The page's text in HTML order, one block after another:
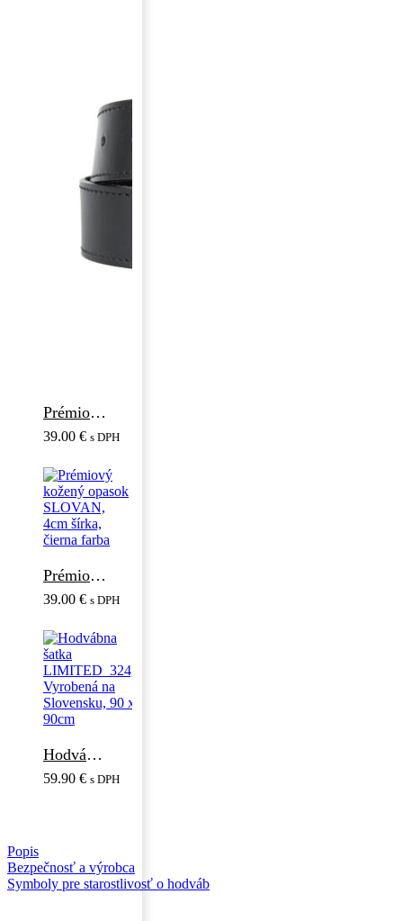
Prémiový kožený opasok ANTIQUE VALERIO, 4cm šírka, čierna farba
39.00 € s DPH
Prémiový kožený opasok SLOVAN, 4cm šírka, čierna farba
39.00 € s DPH
Hodvábna šatka LIMITED_324, Vyrobená na Slovensku, 90 x 90cm
59.90 € s DPH
Popis
Bezpečnosť a výrobca
Symboly pre starostlivosť o hodváb